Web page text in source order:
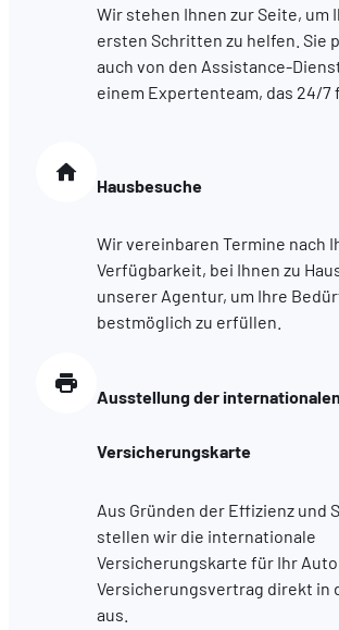
Wir stehen Ihnen zur Seite, um
ersten Schritten zu helfen. Sie
auch von den Assistance-
einem Expertenteam, das 24/7
Hausbesuche
Wir vereinbaren Termine nach
Verfügbarkeit, bei Ihnen zu
unserer Agentur, um Ihre
bestmöglich zu erfüllen.
Ausstellung der internationalen
Versicherungskarte
Aus Gründen der Effizienz und
stellen wir die internationale
Versicherungskarte für Ihr
Versicherungsvertrag direkt in
aus.